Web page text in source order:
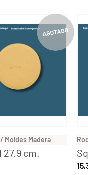
Moldes Madera
27.9 cm.